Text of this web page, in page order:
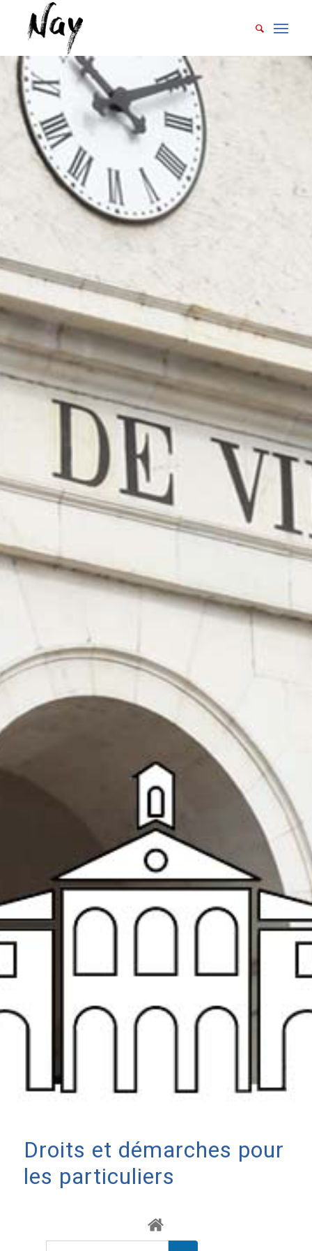
Droits et démarches pour
les particuliers